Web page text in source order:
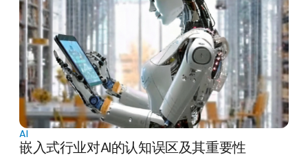
AI
嵌入式行业对AI的认知误区及其重要性